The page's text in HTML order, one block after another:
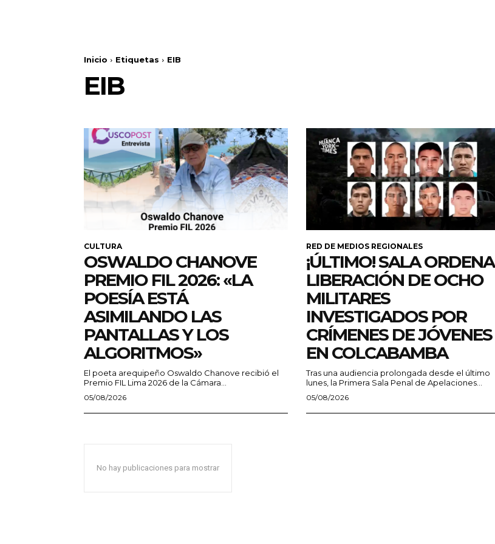
Inicio Etiquetas EIB
EIB
CULTURA
OSWALDO CHANOVE
PREMIO FIL 2026: «LA
POESÍA ESTÁ
ASIMILANDO LAS
PANTALLAS Y LOS
ALGORITMOS»
El poeta arequipeño Oswaldo Chanove recibió el
Premio FIL Lima 2026 de la Cámara...
05/08/2026
RED DE MEDIOS REGIONALES
¡ÚLTIMO! SALA ORDENA
LIBERACIÓN DE OCHO
MILITARES
INVESTIGADOS POR
CRÍMENES DE JÓVENES
EN COLCABAMBA
Tras una audiencia prolongada desde el último
lunes, la Primera Sala Penal de Apelaciones...
05/08/2026
No hay publicaciones para mostrar